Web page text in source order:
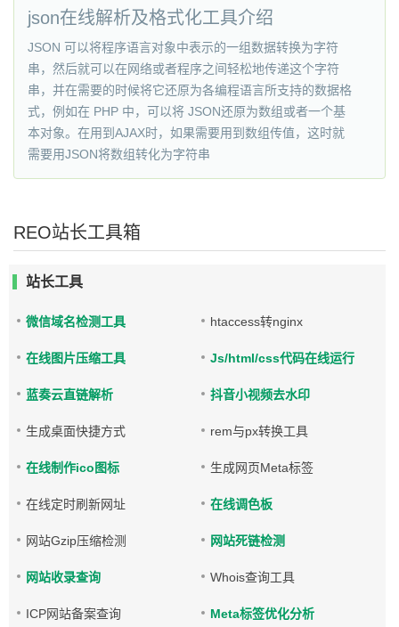
json在线解析及格式化工具介绍
JSON 可以将程序语言对象中表示的一组数据转换为字符
串，然后就可以在网络或者程序之间轻松地传递这个字符
串，并在需要的时候将它还原为各编程语言所支持的数据格
式，例如在 PHP 中，可以将 JSON还原为数组或者一个基
本对象。在用到AJAX时，如果需要用到数组传值，这时就
需要用JSON将数组转化为字符串
REO站长工具箱
站长工具
微信域名检测工具 htaccess转nginx
在线图片压缩工具 Js/html/css代码在线运行
蓝奏云直链解析 抖音小视频去水印
生成桌面快捷方式 rem与px转换工具
在线制作ico图标 生成网页Meta标签
在线定时刷新网址 在线调色板
网站Gzip压缩检测 网站死链检测
网站收录查询 Whois查询工具
ICP网站备案查询 Meta标签优化分析